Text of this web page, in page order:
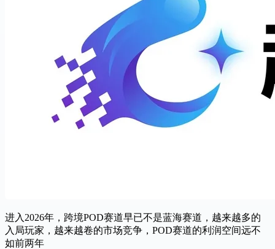
进入2026年，跨境POD赛道早已不是蓝海赛道，越来越多的
入局玩家，越来越卷的市场竞争，POD赛道的利润空间远不
如前两年